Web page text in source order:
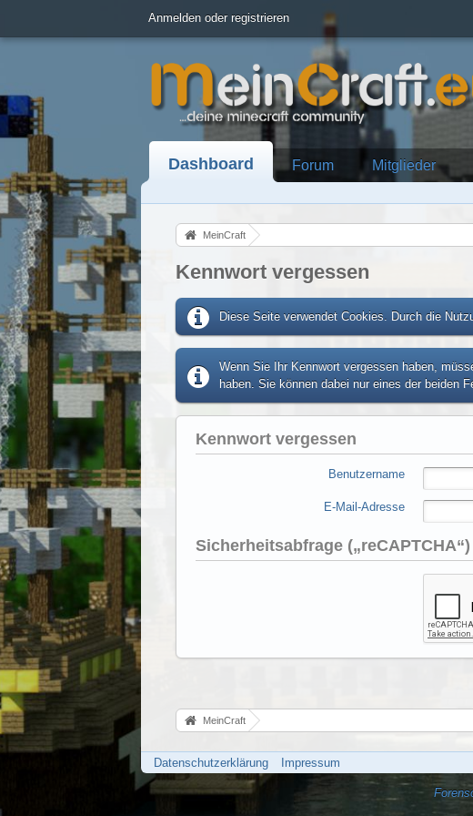
Anmelden oder registrieren
Dashboard Forum Mitglieder
MeinCraft
Kennwort vergessen
Diese Seite verwendet Cookies. Durch die
Wenn Sie Ihr Kennwort vergessen haben,
haben. Sie können dabei nur eines der beiden
Kennwort vergessen
Benutzername
E-Mail-Adresse
Sicherheitsabfrage („reCAPTCHA“)
MeinCraft
Datenschutzerklärung Impressum